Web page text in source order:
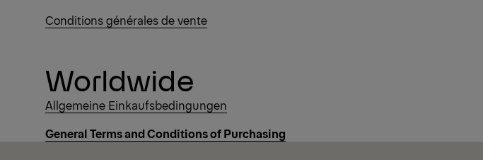
Conditions générales de vente
Worldwide
Allgemeine Einkaufsbedingungen
General Terms and Conditions of Purchasing